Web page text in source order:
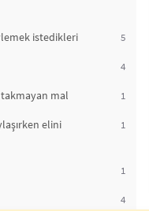
istedikleri 5
4
mal 1
elini
1
1
4